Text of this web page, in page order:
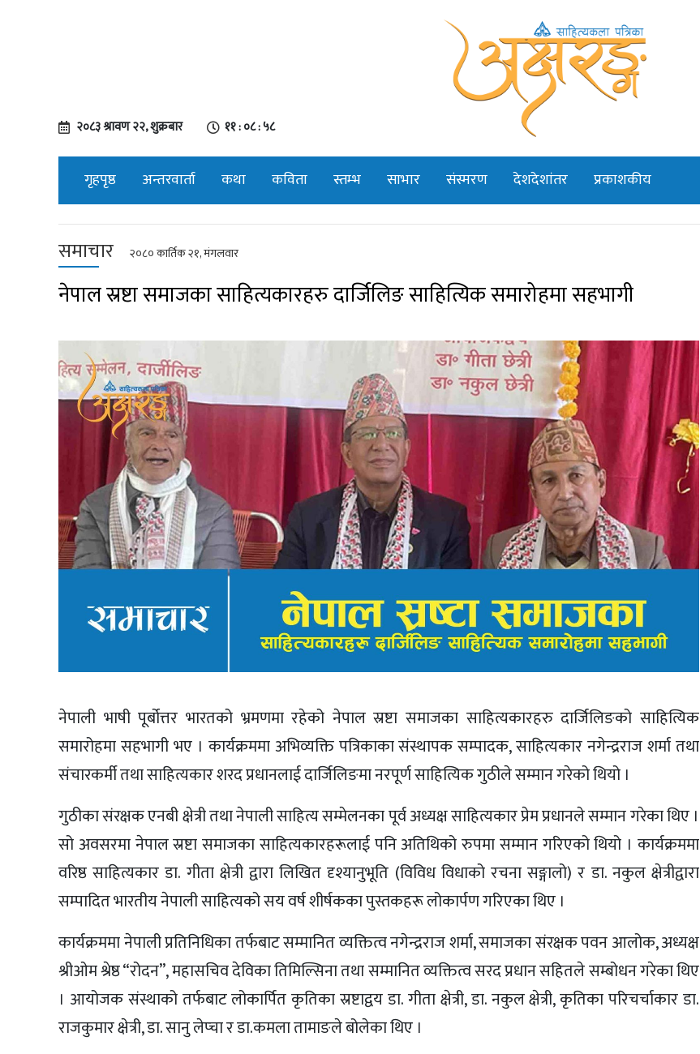
२०८३ श्रावण २२, शुक्रबार ११ : ०८ : ५९
गृहपृष्ठ अन्तरवार्ता कथा कविता स्तम्भ साभार संस्मरण देशदेशांतर प्रकाशकीय
समाचार २०८० कार्तिक २१, मंगलवार
नेपाल स्रष्टा समाजका साहित्यकारहरु दार्जिलिङ साहित्यिक समारोहमा सहभागी
नेपाली भाषी पूर्बोत्तर भारतको भ्रमणमा रहेको नेपाल स्रष्टा समाजका साहित्यकारहरु दार्जिलिङको साहित्यिक
समारोहमा सहभागी भए । कार्यक्रममा अभिव्यक्ति पत्रिकाका संस्थापक सम्पादक, साहित्यकार नगेन्द्रराज शर्मा तथा
संचारकर्मी तथा साहित्यकार शरद प्रधानलाई दार्जिलिङमा नरपूर्ण साहित्यिक गुठीले सम्मान गरेको थियो ।
गुठीका संरक्षक एनबी क्षेत्री तथा नेपाली साहित्य सम्मेलनका पूर्व अध्यक्ष साहित्यकार प्रेम प्रधानले सम्मान गरेका थिए ।
सो अवसरमा नेपाल स्रष्टा समाजका साहित्यकारहरूलाई पनि अतिथिको रुपमा सम्मान गरिएको थियो । कार्यक्रममा
वरिष्ठ साहित्यकार डा. गीता क्षेत्री द्वारा लिखित दृश्यानुभूति (विविध विधाको रचना सङ्गालो) र डा. नकुल क्षेत्रीद्वारा
सम्पादित भारतीय नेपाली साहित्यको सय वर्ष शीर्षकका पुस्तकहरू लोकार्पण गरिएका थिए ।
कार्यक्रममा नेपाली प्रतिनिधिका तर्फबाट सम्मानित व्यक्तित्व नगेन्द्रराज शर्मा, समाजका संरक्षक पवन आलोक, अध्यक्ष
श्रीओम श्रेष्ठ “रोदन”, महासचिव देविका तिमिल्सिना तथा सम्मानित व्यक्तित्व सरद प्रधान सहितले सम्बोधन गरेका थिए
। आयोजक संस्थाको तर्फबाट लोकार्पित कृतिका स्रष्टाद्वय डा. गीता क्षेत्री, डा. नकुल क्षेत्री, कृतिका परिचर्चाकार डा.
राजकुमार क्षेत्री, डा. सानु लेप्चा र डा.कमला तामाङले बोलेका थिए ।